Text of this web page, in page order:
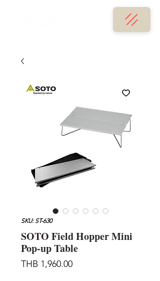
SKU: ST-630
SOTO Field Hopper Mini
Pop-up Table
THB 1,960.00Price